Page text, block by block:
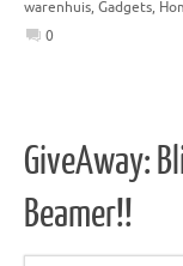
warenhuis, Gadgets,
0
GiveAway:
Beamer!!